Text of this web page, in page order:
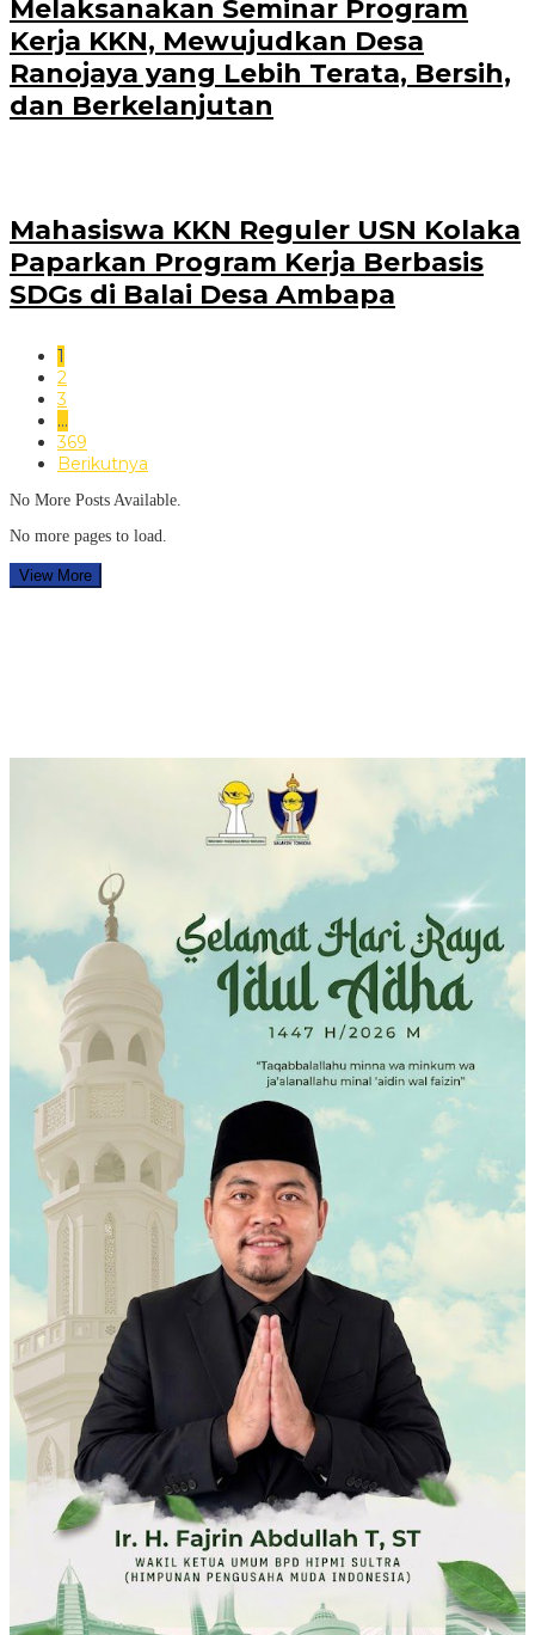
Melaksanakan Seminar Program
Kerja KKN, Mewujudkan Desa
Ranojaya yang Lebih Terata, Bersih,
dan Berkelanjutan
Mahasiswa KKN Reguler USN Kolaka
Paparkan Program Kerja Berbasis
SDGs di Balai Desa Ambapa
1
2
3
…
369
Berikutnya
No More Posts Available.
No more pages to load.
View More